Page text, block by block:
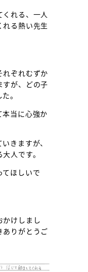
れる、一人
る熱い先生
れぞれむずか
すが、どの子
。
当に心強か
きますが、
人です。
てほしいで
かけしまし
ありがとうご